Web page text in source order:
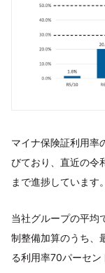
マイナ保険証利用率
びており、直近の令
まで進捗しています。
当社グループの平均
制整備加算のうち、
る利用率70パーセン